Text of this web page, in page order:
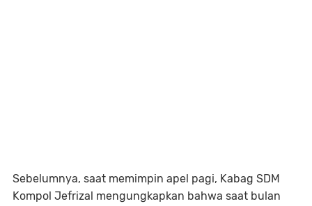
Sebelumnya, saat memimpin apel pagi, Kabag SDM
Kompol Jefrizal mengungkapkan bahwa saat bulan